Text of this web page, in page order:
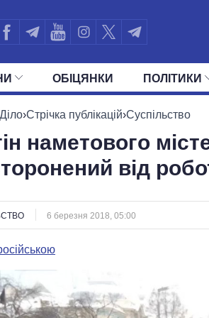
ОБIЦЯНКИ ПОЛIТИКИ
УСІ ПОЛІТИКИ ПРЕЗИДЕНТ І ОФІС
›Стрічка публікацій›Суспільство
наметового
від
6 березня 2018, 05:00